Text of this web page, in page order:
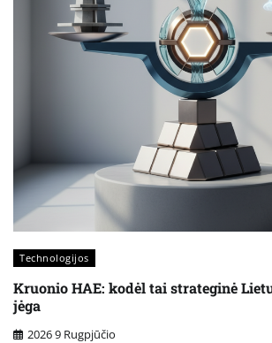
Technologijos
Kruonio HAE: kodėl tai strateginė
jėga
2026 9 Rugpjūčio